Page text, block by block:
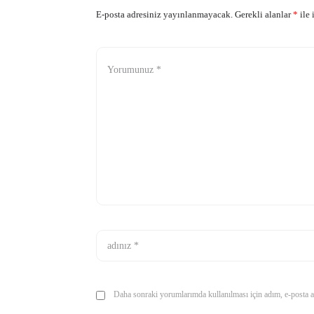
E-posta adresiniz yayınlanmayacak. Gerekli alanlar* ile
Daha sonraki yorumlarımda kullanılması için adım, e-posta